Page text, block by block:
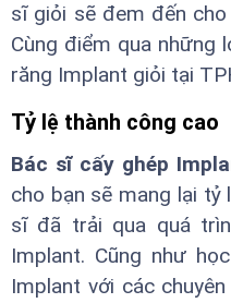
sĩ giỏi sẽ đem đến
Cùng điểm qua những
răng Implant giỏi tại
Tỷ lệ thành công cao
Bác sĩ cấy ghép
cho bạn sẽ mang lại tỷ
sĩ đã trải qua quá
Implant. Cũng như
Implant với các